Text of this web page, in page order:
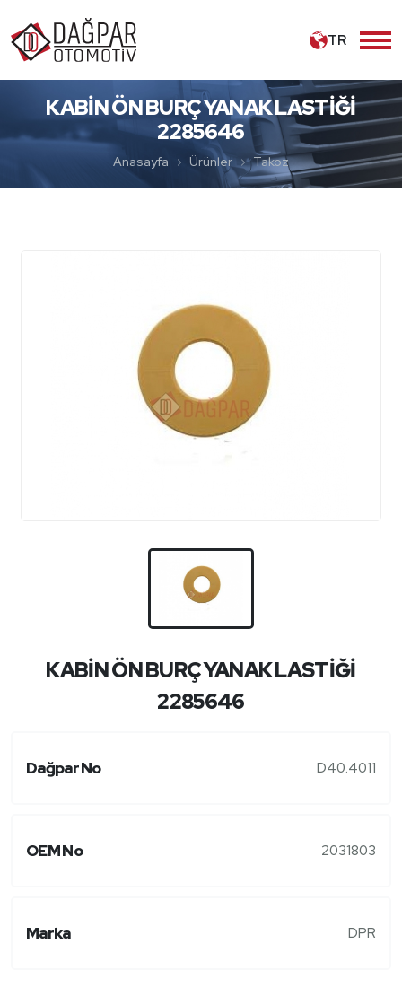
TR
KABİN ÖN BURÇ YANAK LASTİĞİ
2285646
Anasayfa Ürünler Takoz
KABİN ÖN BURÇ YANAK LASTİĞİ
2285646
Dağpar No D40.4011
OEM No 2031803
Marka DPR